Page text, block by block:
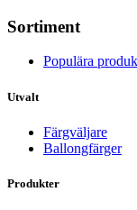
Sortiment
Populära
Utvalt
Färgväljare
Ballongfärger
Produkter